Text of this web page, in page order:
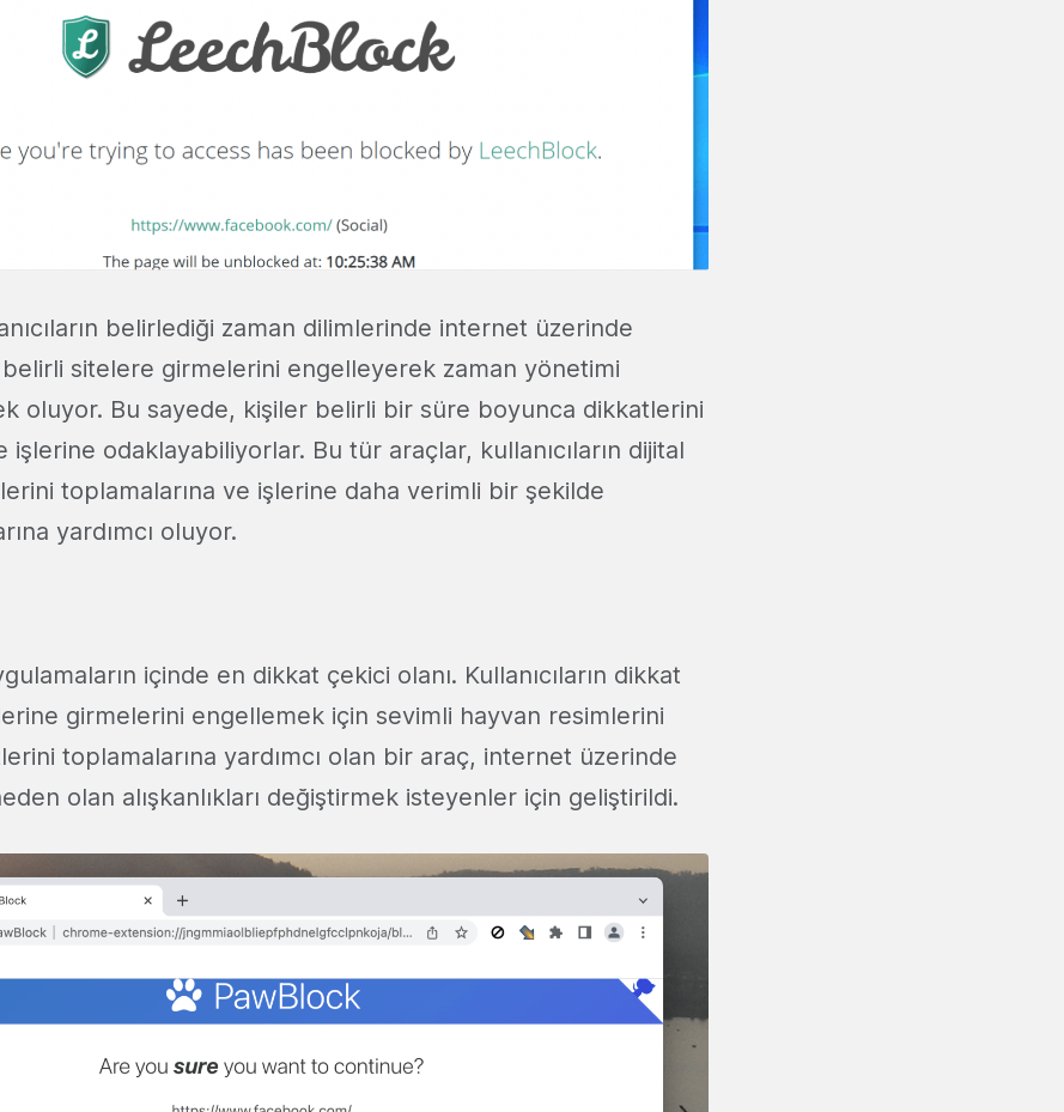
belirlediği zaman dilimlerinde internet üzerinde
belirli sitelere girmelerini engelleyerek zaman yönetimi
oluyor. Bu sayede, kişiler belirli bir süre boyunca dikkatlerini
odaklayabiliyorlar. Bu tür araçlar, kullanıcıların dijital
toplamalarına ve işlerine daha verimli bir şekilde
yardımcı oluyor.
içinde en dikkat çekici olanı. Kullanıcıların dikkat
girmelerini engellemek için sevimli hayvan resimlerini
toplamalarına yardımcı olan bir araç, internet üzerinde
olan alışkanlıkları değiştirmek isteyenler için geliştirildi.